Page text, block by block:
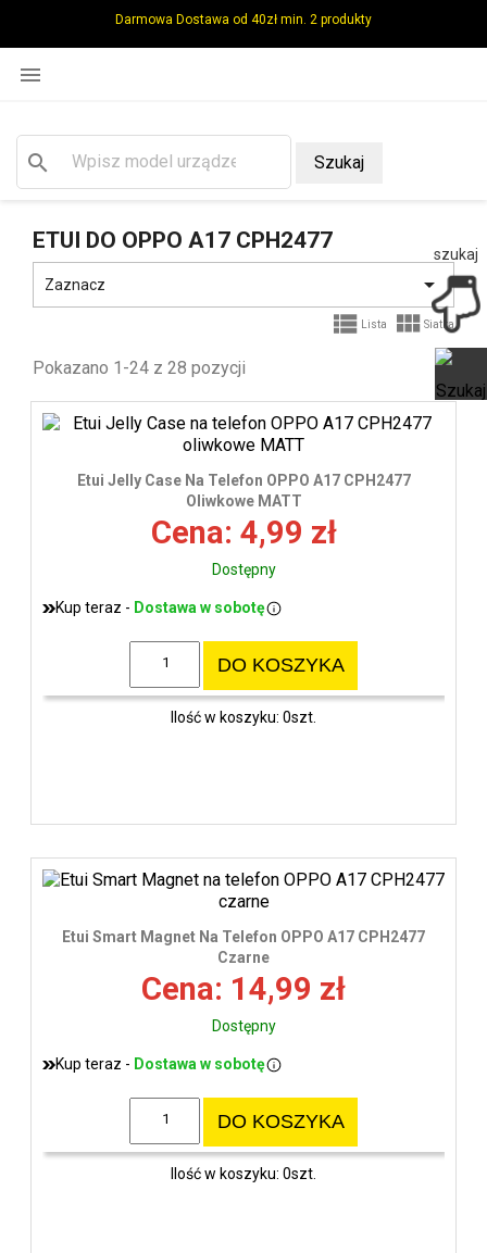
Darmowa Dostawa od 40zł min. 2 produkty

search Szukaj
ETUI DO OPPO A17 CPH2477
Zaznacz 
 Lista  Siatka
Pokazano 1-24 z 28 pozycji
Etui Jelly Case Na Telefon OPPO A17 CPH2477
Oliwkowe MATT
Cena: 4,99 zł
Dostępny
Kup teraz - Dostawa w sobotę
DO KOSZYKA
Ilość w koszyku: 0szt.
Etui Smart Magnet Na Telefon OPPO A17 CPH2477
Czarne
Cena: 14,99 zł
Dostępny
Kup teraz - Dostawa w sobotę
DO KOSZYKA
Ilość w koszyku: 0szt.
szukaj